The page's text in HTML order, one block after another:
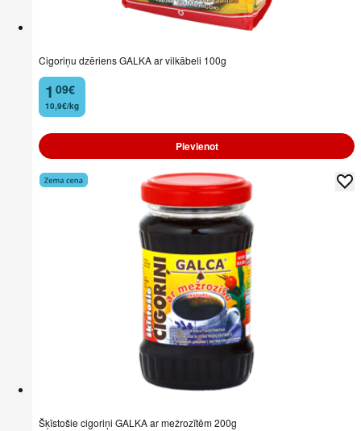
Cigoriņu dzēriens GALKA ar vilkābeli 100g
1
. 09€
10,9€/kg
Pievienot
Šķīstošie cigoriņi GALKA ar mežrozītēm 200g